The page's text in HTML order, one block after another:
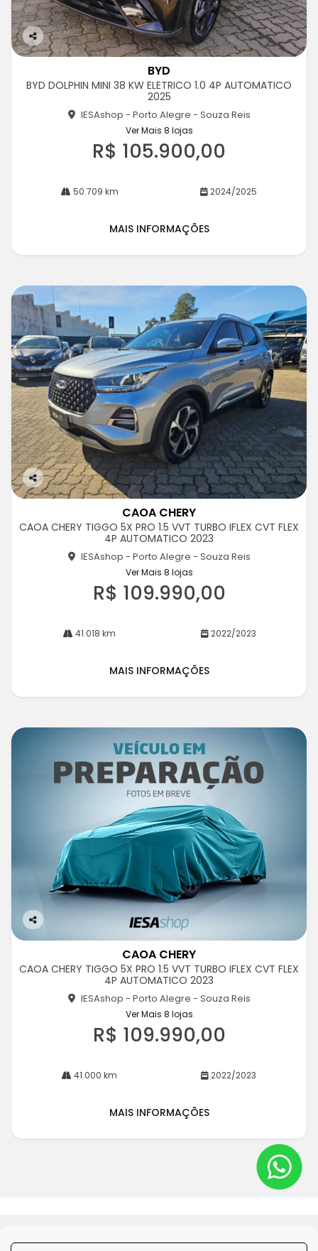
Co
rtil
BYD
BYD DOLPHIN MINI 38 KW ELETRICO 1.0 4P AUTOMATICO
2025
IESAshop - Porto Alegre - Souza Reis
Ver Mais 8 lojas
R$ 105.900,00
50.709 km 2024/2025
MAIS INFORMAÇÕES
Co
rtil
CAOA CHERY
CAOA CHERY TIGGO 5X PRO 1.5 VVT TURBO IFLEX CVT FLEX
4P AUTOMATICO 2023
IESAshop - Porto Alegre - Souza Reis
Ver Mais 8 lojas
R$ 109.990,00
41.018 km 2022/2023
MAIS INFORMAÇÕES
Co
rtil
CAOA CHERY
CAOA CHERY TIGGO 5X PRO 1.5 VVT TURBO IFLEX CVT FLEX
4P AUTOMATICO 2023
IESAshop - Porto Alegre - Souza Reis
Ver Mais 8 lojas
R$ 109.990,00
41.000 km 2022/2023
MAIS INFORMAÇÕES